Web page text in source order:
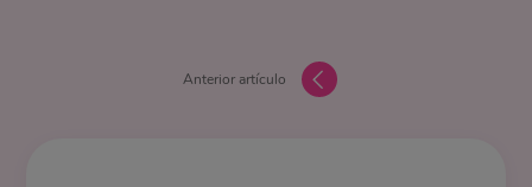
Anterior artículo